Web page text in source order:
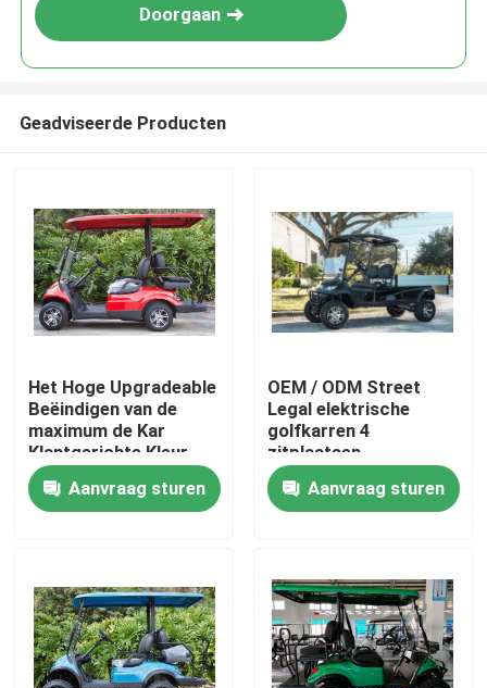
Huis
Producten
Ongeveer ons
Fabrieksreis
Kwaliteitscontrole
Doorgaan
Geadviseerde Producten
Het Hoge Upgradeable
Beëindigen van de
maximum de Kar
Klantgerichte Kleur
van het
Snelheids30mph
Elektrische Golf
Aanvraag sturen
OEM / ODM Street
Legal elektrische
golfkarren 4
zitplaatsen
Aanvraag sturen